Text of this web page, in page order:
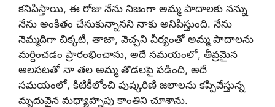
కనిపిస్తాయి, ఈ రోజు నేను నిజంగా అమ్మ పాదాలకు నన్ను
నేను అంకితం చేసుకున్నానని నాకు అనిపిస్తుంది. నేను
నెమ్మదిగా చిక్కటి, తాజా, వెచ్చని వీర్యంతో అమ్మ పాదాలను
మర్దించడం ప్రారంభించాను, అదే సమయంలో, తీవ్రమైన
అలసటతో నా తల అమ్మ తొడలపై పడింది, అదే
సమయంలో, కిటికీలోంచి పుష్కరిణి జలాలను కప్పివేస్తున్న
మృదువైన మధ్యాహ్నపు కాంతిని చూశాను.